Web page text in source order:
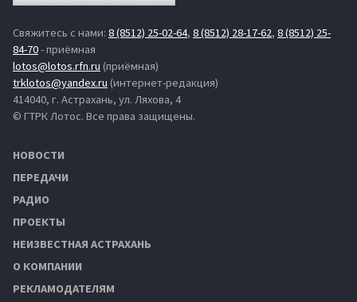
Свяжитесь с нами: 8 (8512) 25-02-64, 8 (8512) 28-17-62, 8 (8512) 25-
84-70- приёмная
lotos@lotos.rfn.ru (приёмная)
trklotos@yandex.ru (интернет-редакция)
414040, г. Астрахань, ул. Ляхова, 4
© ГТРК Лотос. Все права защищены.
НОВОСТИ
ПЕРЕДАЧИ
РАДИО
ПРОЕКТЫ
НЕИЗВЕСТНАЯ АСТРАХАНЬ
О КОМПАНИИ
РЕКЛАМОДАТЕЛЯМ